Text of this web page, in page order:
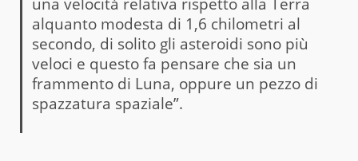
alquanto modesta di 1,6 chilometri al
secondo, di solito gli asteroidi sono più
veloci e questo fa pensare che sia un
frammento di Luna, oppure un pezzo di
spazzatura spaziale”.